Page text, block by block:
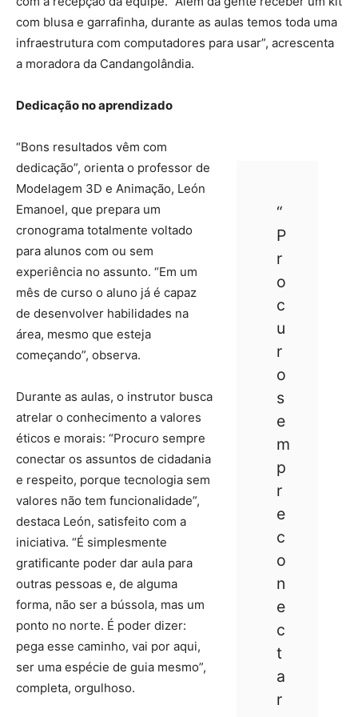
com blusa e garrafinha, durante as aulas temos toda uma
infraestrutura com computadores para usar”, acrescenta
a moradora da Candangolândia.
Dedicação no aprendizado
“
P
r
o
c
u
r
o
s
e
m
p
r
e
c
o
n
e
c
t
a
r
“Bons resultados vêm com
dedicação”, orienta o professor de
Modelagem 3D e Animação, León
Emanoel, que prepara um
cronograma totalmente voltado
para alunos com ou sem
experiência no assunto. “Em um
mês de curso o aluno já é capaz
de desenvolver habilidades na
área, mesmo que esteja
começando”, observa.
Durante as aulas, o instrutor busca
atrelar o conhecimento a valores
éticos e morais: “Procuro sempre
conectar os assuntos de cidadania
e respeito, porque tecnologia sem
valores não tem funcionalidade”,
destaca León, satisfeito com a
iniciativa. “É simplesmente
gratificante poder dar aula para
outras pessoas e, de alguma
forma, não ser a bússola, mas um
ponto no norte. É poder dizer:
pega esse caminho, vai por aqui,
ser uma espécie de guia mesmo”,
completa, orgulhoso.